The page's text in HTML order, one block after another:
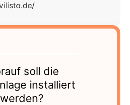
soll die
installiert
werden?